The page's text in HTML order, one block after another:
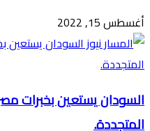
أغسطس 15, 2022
السودان يستعين بخبرات
المتجددة.